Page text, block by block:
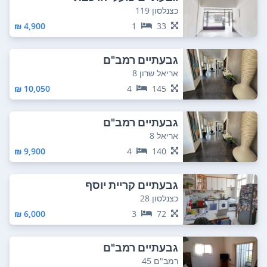
כצנלסון 119
33
1
4,900 ₪
גבעתיים רמב"ם
אריאל שרון 8
145
4
10,050 ₪
גבעתיים רמב"ם
אריאל 8
140
4
9,900 ₪
גבעתיים קריית יוסף
כצנלסון 28
72
3
6,000 ₪
גבעתיים רמב"ם
רמב"ם 45